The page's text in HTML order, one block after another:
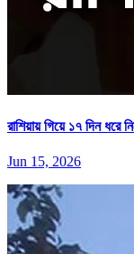
রাশিয়ায় গিয়ে ১৭ দিন ধরে
Jun 15, 2026